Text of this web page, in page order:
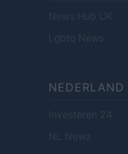
News Hub UK
Lgbtq News
NEDERLAND
Investeren 24
NL Newz